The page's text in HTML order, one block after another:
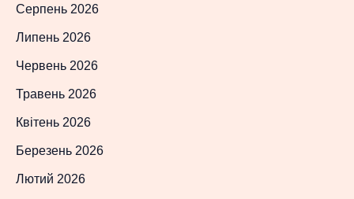
Серпень 2026
Липень 2026
Червень 2026
Травень 2026
Квітень 2026
Березень 2026
Лютий 2026